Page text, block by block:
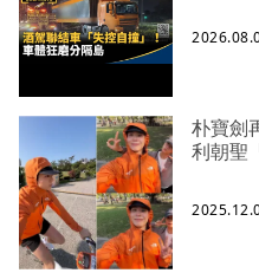
朴寶劍
利朝聖